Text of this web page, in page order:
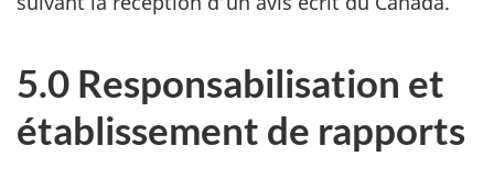
5.0 Responsabilisation et
établissement de rapports